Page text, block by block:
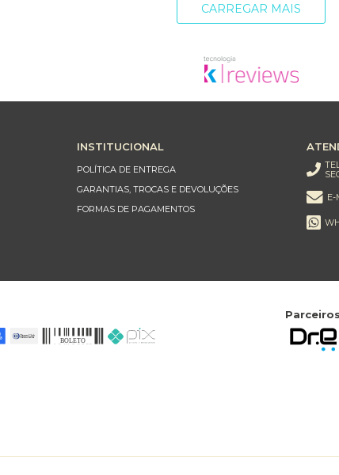
CARREGAR MAIS
INSTITUCIONAL
POLÍTICA DE ENTREGA
GARANTIAS, TROCAS E DEVOLUÇÕES
FORMAS DE PAGAMENTOS
E-
Parceiros